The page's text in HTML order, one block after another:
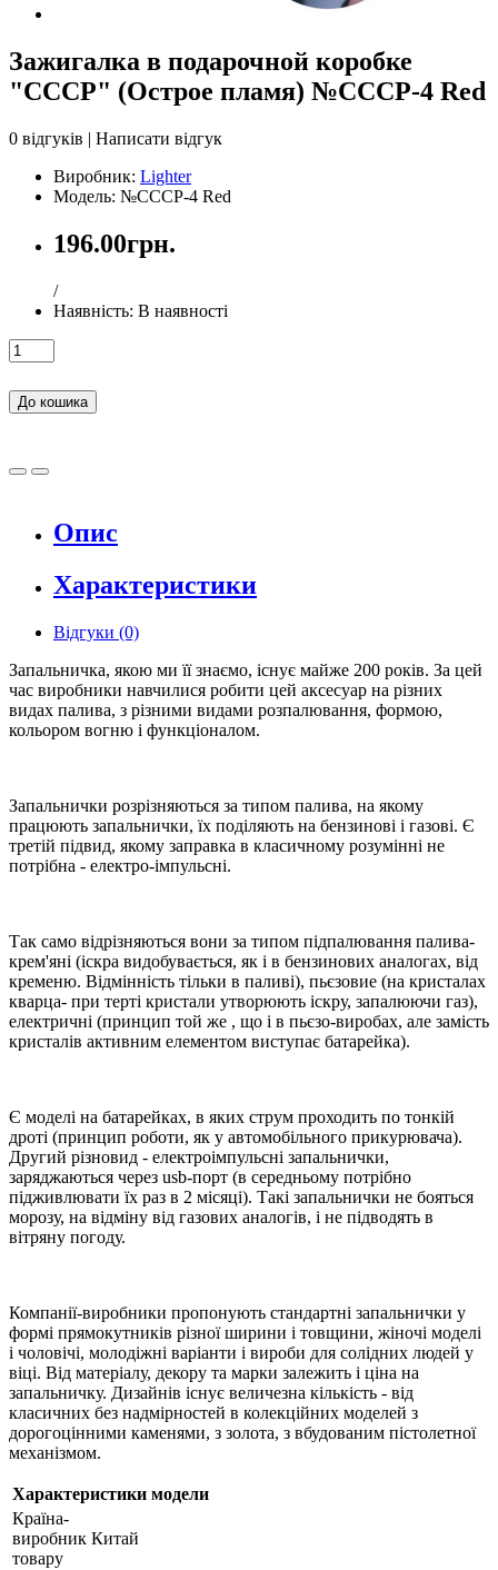
Зажигалка в подарочной коробке
"СССР" (Острое пламя) №СССР-4 Red
0 відгуків | Написати відгук
Виробник: Lighter
Модель: №СССР-4 Red
196.00грн.
/
Наявність: В наявності
До кошика
Опис
Характеристики
Відгуки (0)
Запальничка, якою ми її знаємо, існує майже 200 років. За цей
час виробники навчилися робити цей аксесуар на різних
видах палива, з різними видами розпалювання, формою,
кольором вогню і функціоналом.
Запальнички розрізняються за типом палива, на якому
працюють запальнички, їх поділяють на бензинові і газові. Є
третій підвид, якому заправка в класичному розумінні не
потрібна - електро-імпульсні.
Так само відрізняються вони за типом підпалювання палива-
крем'яні (іскра видобувається, як і в бензинових аналогах, від
кременю. Відмінність тільки в паливі), пьєзовие (на кристалах
кварца- при терті кристали утворюють іскру, запалюючи газ),
електричні (принцип той же , що і в пьєзо-виробах, але замість
кристалів активним елементом виступає батарейка).
Є моделі на батарейках, в яких струм проходить по тонкій
дроті (принцип роботи, як у автомобільного прикурювача).
Другий різновид - електроімпульсні запальнички,
заряджаються через usb-порт (в середньому потрібно
підживлювати їх раз в 2 місяці). Такі запальнички не бояться
морозу, на відміну від газових аналогів, і не підводять в
вітряну погоду.
Компанії-виробники пропонують стандартні запальнички у
формі прямокутників різної ширини і товщини, жіночі моделі
і чоловічі, молодіжні варіанти і вироби для солідних людей у ​​
віці. Від матеріалу, декору та марки залежить і ціна на
запальничку. Дизайнів існує величезна кількість - від
класичних без надмірностей в колекційних моделей з
дорогоцінними каменями, з золота, з вбудованим пістолетної
механізмом.
Характеристики модели
Країна-
виробник
товару
Китай